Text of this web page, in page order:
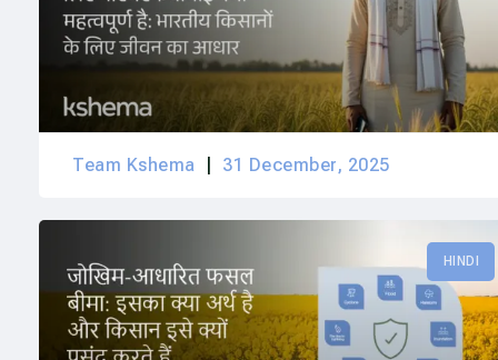
Team Kshema 31 December, 2025
HINDI